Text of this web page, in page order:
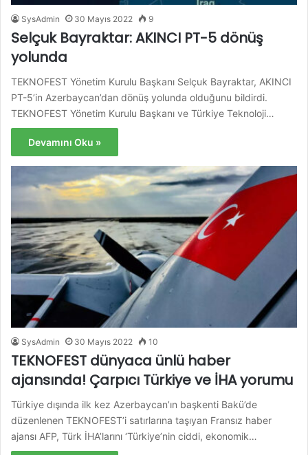
SysAdmin 30 Mayıs 2022 9
Selçuk Bayraktar: AKINCI PT-5 dönüş
yolunda
TEKNOFEST Yönetim Kurulu Başkanı Selçuk Bayraktar, AKINCI
PT-5’in Azerbaycan’dan dönüş yolunda olduğunu bildirdi.
TEKNOFEST Yönetim Kurulu Başkanı ve Türkiye Teknoloji…
Devamını Oku »
SysAdmin 30 Mayıs 2022 10
TEKNOFEST dünyaca ünlü haber
ajansında! Çarpıcı Türkiye ve İHA yorumu
Türkiye dışında ilk kez Azerbaycan’ın başkenti Bakü’de
düzenlenen TEKNOFEST’i satırlarına taşıyan Fransız haber
ajansı AFP, Türk İHA’larını ‘Türkiye’nin ciddi, ekonomik…